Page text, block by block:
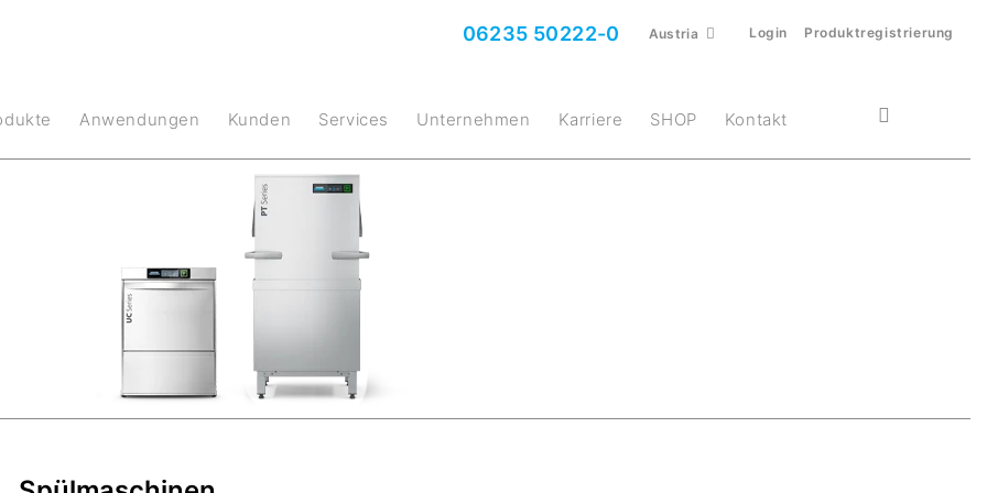
06235 50222-0 Austria Login Produktregistrierung
Anwendungen Kunden Services Unternehmen Karriere SHOP Kontakt